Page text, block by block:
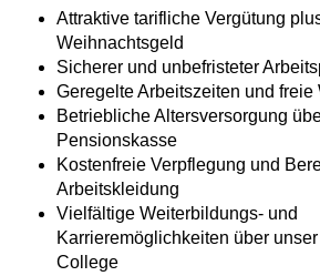
Attraktive tarifliche Vergütung
Weihnachtsgeld
Sicherer und unbefristeter
Geregelte Arbeitszeiten und freie
Betriebliche Altersversorgung
Pensionskasse
Kostenfreie Verpflegung und
Arbeitskleidung
Vielfältige Weiterbildungs- und
Karrieremöglichkeiten über
College